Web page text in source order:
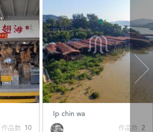
作品数 10
Ip chin wa
作品数 2